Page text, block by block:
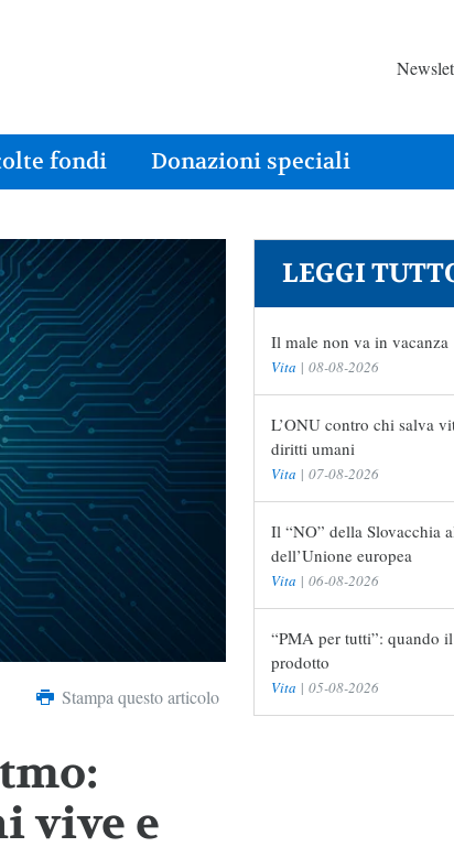
fondi Donazioni speciali
Stampa questo articolo
vive e
LEGGI
Il male non va in vacanza
Vita | 08-08-2026
L’ONU contro chi salva
diritti umani
Vita | 07-08-2026
Il “NO” della Slovacchia
dell’Unione europea
Vita | 06-08-2026
“PMA per tutti”: quando
prodotto
Vita | 05-08-2026